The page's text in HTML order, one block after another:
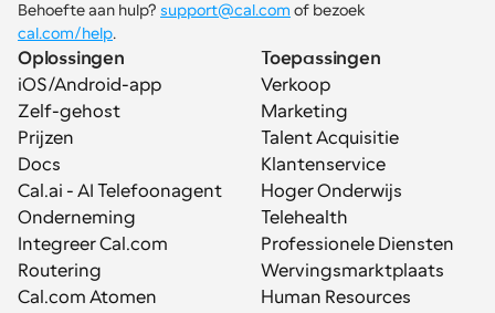
Behoefte aan hulp? support@cal.com
cal.com/help.
Oplossingen
iOS/Android-app
Zelf-gehost
Prijzen
Docs
Cal.ai - AI Telefoonagent
Onderneming
Integreer Cal.com
Routering
Cal.com Atomen
Toepassingen
Verkoop
Marketing
Talent Acquisitie
Klantenservice
Hoger Onderwijs
Telehealth
Professionele Diensten
Wervingsmarktplaats
Human Resources